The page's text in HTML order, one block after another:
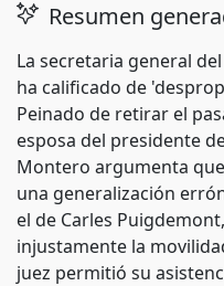
Resumen
La secretaria general
ha calificado de
Peinado de retirar el
esposa del presidente
Montero argumenta
una generalización
el de Carles
injustamente la
juez permitió su